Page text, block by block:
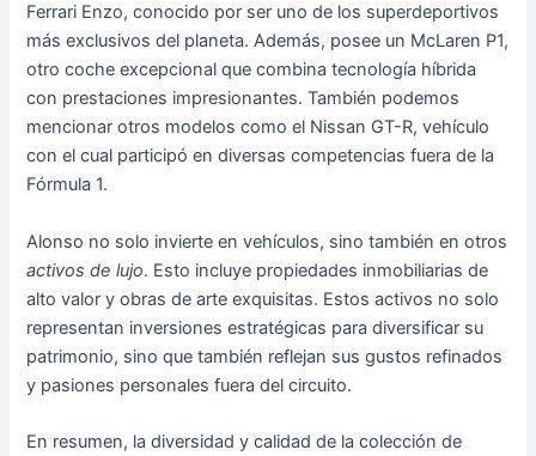
Ferrari Enzo, conocido por ser uno de los superdeportivos
más exclusivos del planeta. Además, posee un McLaren P1,
otro coche excepcional que combina tecnología híbrida
con prestaciones impresionantes. También podemos
mencionar otros modelos como el Nissan GT-R, vehículo
con el cual participó en diversas competencias fuera de la
Fórmula 1.
Alonso no solo invierte en vehículos, sino también en otros
activos de lujo. Esto incluye propiedades inmobiliarias de
alto valor y obras de arte exquisitas. Estos activos no solo
representan inversiones estratégicas para diversificar su
patrimonio, sino que también reflejan sus gustos refinados
y pasiones personales fuera del circuito.
En resumen, la diversidad y calidad de la colección de